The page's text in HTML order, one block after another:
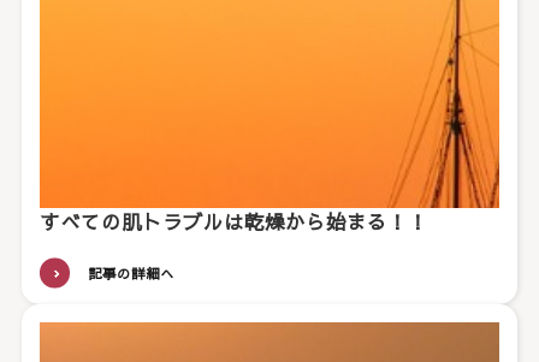
すべての肌トラブルは乾燥から始まる！！
記事の詳細へ